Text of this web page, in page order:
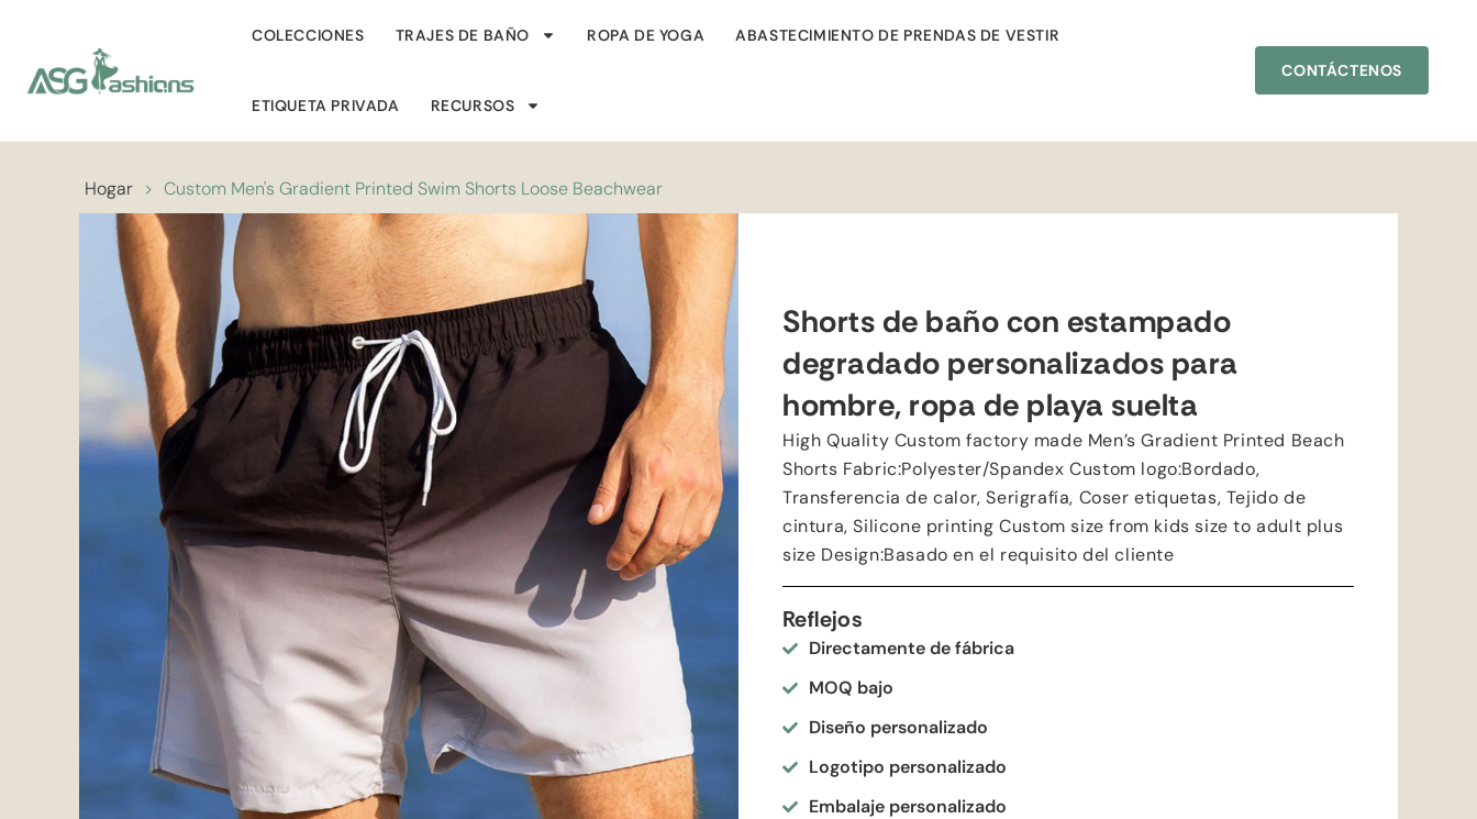
COLECCIONES TRAJES DE BAÑO ROPA DE YOGA ABASTECIMIENTO DE PRENDAS DE VESTIR
ETIQUETA PRIVADA RECURSOS
CONTÁCTENOS
Hogar > Custom Men's Gradient Printed Swim Shorts Loose Beachwear
Shorts de baño con estampado
degradado personalizados para
hombre, ropa de playa suelta
High Quality Custom factory made Men’s Gradient Printed Beach
Shorts Fabric:Polyester/Spandex Custom logo:Bordado,
Transferencia de calor, Serigrafía, Coser etiquetas, Tejido de
cintura,Silicone printing Custom size from kids size to adult plus
size Design:Basado en el requisito del cliente
Reflejos
Directamente de fábrica
MOQ bajo
Diseño personalizado
Logotipo personalizado
Embalaje personalizado